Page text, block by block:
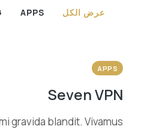
عرض الكل APPS
APPS
Seven VPN
gravida blandit. Vivamus